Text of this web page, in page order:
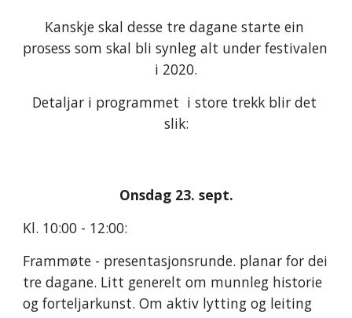
Kanskje skal desse tre dagane starte ein
prosess som skal bli synleg alt under festivalen
i 2020.
Detaljar i programmet  i store trekk blir det
slik:
Onsdag 23. sept.
Kl. 10:00 - 12:00:
Frammøte - presentasjonsrunde. planar for dei
tre dagane. Litt generelt om munnleg historie
og forteljarkunst. Om aktiv lytting og leiting